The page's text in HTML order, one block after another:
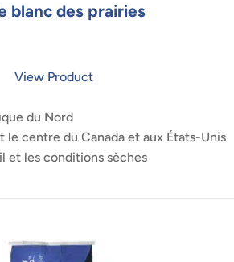
blanc des prairies
View Product
du Nord
le centre du Canada et aux États-Unis
et les conditions sèches